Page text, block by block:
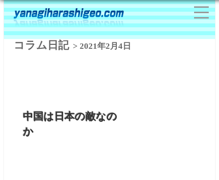
コラム日記> 2021年2月4日
中国は日本の敵なの
か